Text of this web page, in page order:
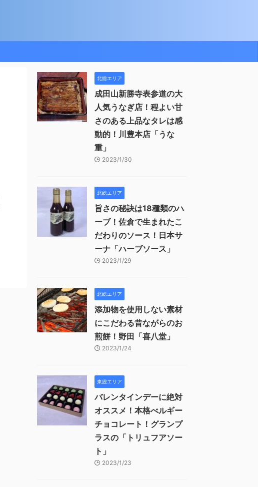
北総エリア
成田山新勝寺表参道の大
人気うなぎ店！程よい甘
さのある上品なタレは感
動的！川豊本店「うな
重」
2023/1/30
北総エリア
旨さの秘訣は18種類のハ
ーブ！佐倉で生まれたこ
だわりのソース！日本サ
ーナ「ハーブソース」
2023/1/29
北総エリア
添加物を使用しない素材
にこだわる昔ながらのお
煎餅！野田「喜八堂」
2023/1/24
東総エリア
バレンタインデーに絶対
オススメ！本格べルギー
チョコレート！グランプ
ラスの「トリュフアソー
ト」
2023/1/23